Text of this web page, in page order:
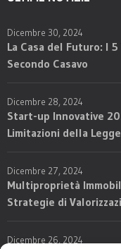
Dicembre 30, 2024
La Casa del Futuro: I
Secondo Casavo
Dicembre 28, 2024
Start-up Innovative
Limitazioni della
Dicembre 27, 2024
Multiproprietà
Strategie di
Dicembre 26, 2024